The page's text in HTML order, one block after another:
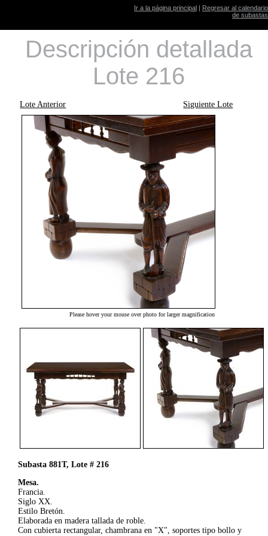
Ir a la página principal | Regresar al calendario
de subastas
Descripción detallada
Lote 216
Lote Anterior Siguiente Lote
Please hover your mouse over photo for larger magnification
Subasta 881T, Lote # 216
Mesa.
Francia.
Siglo XX.
Estilo Bretón.
Elaborada en madera tallada de roble.
Con cubierta rectangular, chambrana en "X", soportes tipo bollo y